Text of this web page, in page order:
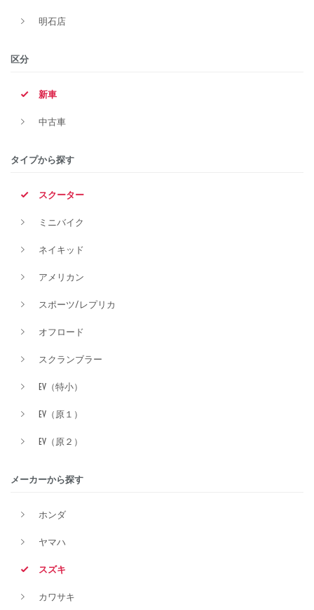
明石店
区分
新車
中古車
タイプから探す
スクーター
ミニバイク
ネイキッド
アメリカン
スポーツ/レプリカ
オフロード
スクランブラー
EV（特小）
EV（原１）
EV（原２）
メーカーから探す
ホンダ
ヤマハ
スズキ
カワサキ
メーカー
価格